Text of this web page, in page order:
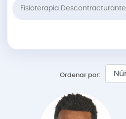
Fisioterapia Descontracturante
Ordenar por: